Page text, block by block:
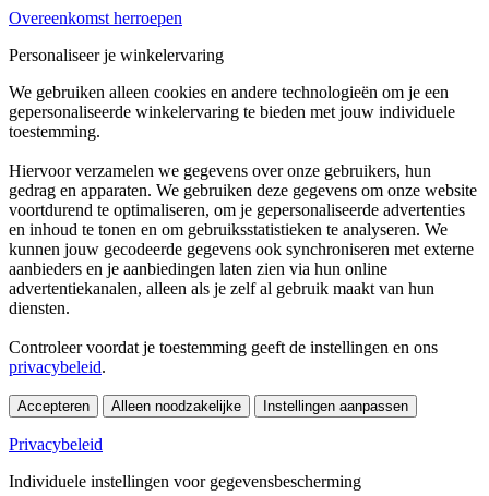
Overeenkomst herroepen
Personaliseer je winkelervaring
We gebruiken alleen cookies en andere technologieën om je een
gepersonaliseerde winkelervaring te bieden met jouw individuele
toestemming.
Hiervoor verzamelen we gegevens over onze gebruikers, hun
gedrag en apparaten. We gebruiken deze gegevens om onze website
voortdurend te optimaliseren, om je gepersonaliseerde advertenties
en inhoud te tonen en om gebruiksstatistieken te analyseren. We
kunnen jouw gecodeerde gegevens ook synchroniseren met externe
aanbieders en je aanbiedingen laten zien via hun online
advertentiekanalen, alleen als je zelf al gebruik maakt van hun
diensten.
Controleer voordat je toestemming geeft de instellingen en ons
privacybeleid.
Accepteren Alleen noodzakelijke Instellingen aanpassen
Privacybeleid
Individuele instellingen voor gegevensbescherming